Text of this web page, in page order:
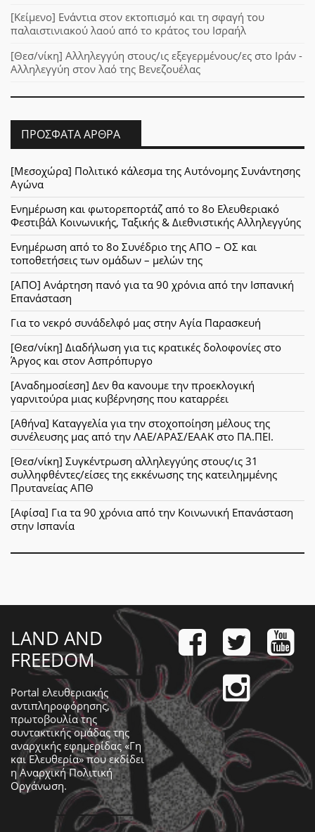
[Κείμενο] Ενάντια στον εκτοπισμό και τη σφαγή του
παλαιστινιακού λαού από το κράτος του Ισραήλ
[Θεσ/νίκη] Αλληλεγγύη στους/ις εξεγερμένους/ες στο Ιράν -
Αλληλεγγύη στον λαό της Βενεζουέλας
ΠΡΌΣΦΑΤΑ ΆΡΘΡΑ
[Μεσοχώρα] Πολιτικό κάλεσμα της Αυτόνομης Συνάντησης
Αγώνα
Ενημέρωση και φωτορεπορτάζ από το 8ο Ελευθεριακό
Φεστιβάλ Κοινωνικής, Ταξικής & Διεθνιστικής Αλληλεγγύης
Ενημέρωση από το 8ο Συνέδριο της ΑΠΟ – ΟΣ και
τοποθετήσεις των ομάδων – μελών της
[ΑΠΟ] Ανάρτηση πανό για τα 90 χρόνια από την Ισπανική
Επανάσταση
Για το νεκρό συνάδελφό μας στην Αγία Παρασκευή
[Θεσ/νίκη] Διαδήλωση για τις κρατικές δολοφονίες στο
Άργος και στον Ασπρόπυργο
[Αναδημοσίεση] Δεν θα κανουμε την προεκλογική
γαρνιτούρα μιας κυβέρνησης που καταρρέει
[Αθήνα] Καταγγελία για την στοχοποίηση μέλους της
συνέλευσης μας από την ΛΑΕ/ΑΡΑΣ/ΕΑΑΚ στο ΠΑ.ΠΕΙ.
[Θεσ/νίκη] Συγκέντρωση αλληλεγγύης στους/ις 31
συλληφθέντες/είσες της εκκένωσης της κατειλημμένης
Πρυτανείας ΑΠΘ
[Αφίσα] Για τα 90 χρόνια από την Κοινωνική Επανάσταση
στην Ισπανία
LAND AND
FREEDOM
Portal ελευθεριακής
αντιπληροφόρησης,
πρωτοβουλία της
συντακτικής ομάδας της
αναρχικής εφημερίδας «Γη
και Ελευθερία» που εκδίδει
ηΑναρχική Πολιτική
Οργάνωση.